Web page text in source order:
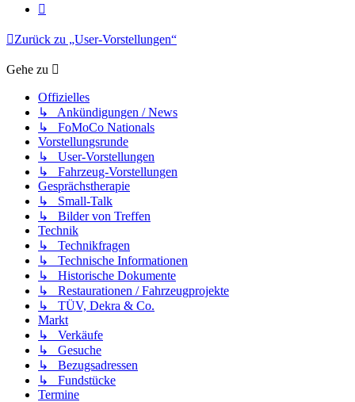
Zurück zu „User-Vorstellungen“
Gehe zu
Offizielles
↳ Ankündigungen / News
↳ FoMoCo Nationals
Vorstellungsrunde
↳ User-Vorstellungen
↳ Fahrzeug-Vorstellungen
Gesprächstherapie
↳ Small-Talk
↳ Bilder von Treffen
Technik
↳ Technikfragen
↳ Technische Informationen
↳ Historische Dokumente
↳ Restaurationen / Fahrzeugprojekte
↳ TÜV, Dekra & Co.
Markt
↳ Verkäufe
↳ Gesuche
↳ Bezugsadressen
↳ Fundstücke
Termine